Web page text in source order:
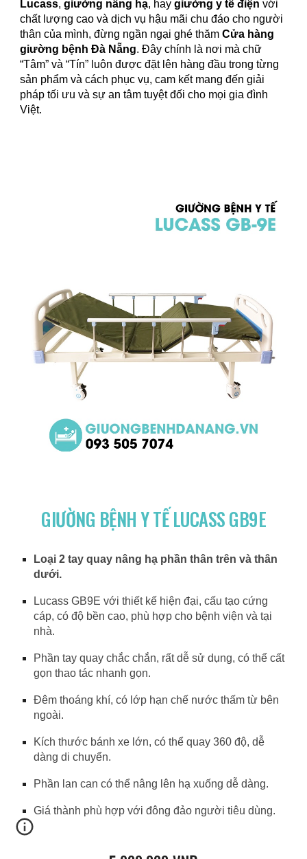
Lucass,giường nâng hạ, haygiường y tế điện với
chất lượng cao và dịch vụ hậu mãi chu đáo cho người
thân của mình, đừng ngần ngại ghé thămCửa hàng
giường bệnh Đà Nẵng. Đây chính là nơi mà chữ
“Tâm” và “Tín” luôn được đặt lên hàng đầu trong từng
sản phẩm và cách phục vụ, cam kết mang đến giải
pháp tối ưu và sự an tâm tuyệt đối cho mọi gia đình
Việt.
GIƯỜNG BỆNH Y TẾ LUCASS GB9E
Loại 2 tay quay nâng hạ phần thân trên và thân
dưới.
Lucass GB9E với thiết kế hiện đại, cấu tạo cứng
cáp, có độ bền cao, phù hợp cho bệnh viện và tại
nhà.
Phần tay quay chắc chắn, rất dễ sử dụng, có thể cất
gọn thao tác nhanh gọn.
Đêm thoáng khí, có lớp hạn chế nước thấm từ bên
ngoài.
Kích thước bánh xe lớn, có thể quay 360 độ, dễ
dàng di chuyển.
Phần lan can có thể nâng lên hạ xuống dễ dàng.
Giá thành phù hợp với đông đảo người tiêu dùng.